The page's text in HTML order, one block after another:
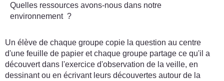
Quelles ressources avons-nous dans notre
environnement ?
Un élève de chaque groupe copie la question au centre
d'une feuille de papier et chaque groupe partage ce qu'il a
découvert dans l'exercice d'observation de la veille, en
dessinant ou en écrivant leurs découvertes autour de la